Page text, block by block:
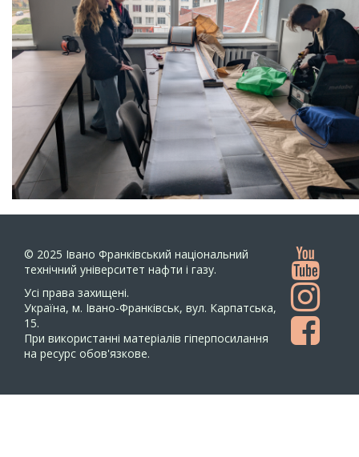
© 2025 Івано Франківський національний
технічний університет нафти і газу.
Усi права захищенi.
Україна, м. Івано-Франківськ, вул. Карпатська,
15.
При використанні матеріалів гіперпосилання
на ресурс обов'язкове.